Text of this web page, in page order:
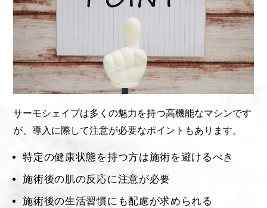
サーモシェイプは多くの魅力を持つ高機能なマシンです
が、導入に際して注意が必要なポイントもあります。
特定の健康状態を持つ方は施術を避けるべき
施術後の肌の反応に注意が必要
施術後の生活習慣にも配慮が求められる